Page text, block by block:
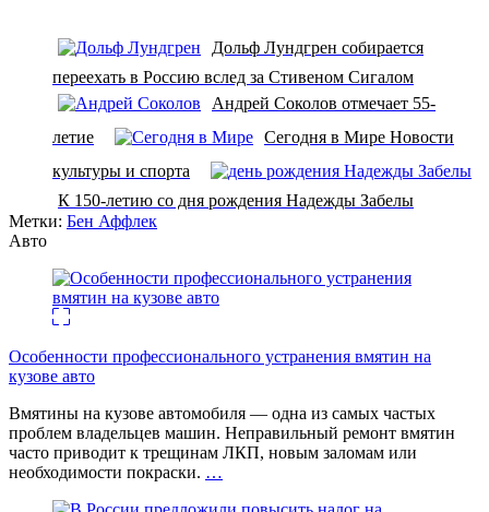
Дольф Лундгрен собирается
переехать в Россию вслед за Стивеном Сигалом
Андрей Соколов отмечает 55-
летие
Сегодня в Мире Новости
культуры и спорта
К 150-летию со дня рождения Надежды Забелы
Метки: Бен Аффлек
Авто
Особенности профессионального устранения вмятин на
кузове авто
Вмятины на кузове автомобиля — одна из самых частых
проблем владельцев машин. Неправильный ремонт вмятин
часто приводит к трещинам ЛКП, новым заломам или
необходимости покраски. …